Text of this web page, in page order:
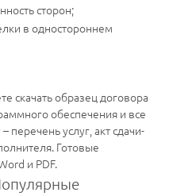
сторон;
в одностороннем
скачать образец договора
обеспечения и все
услуг, акт сдачи-
Готовые
и PDF.